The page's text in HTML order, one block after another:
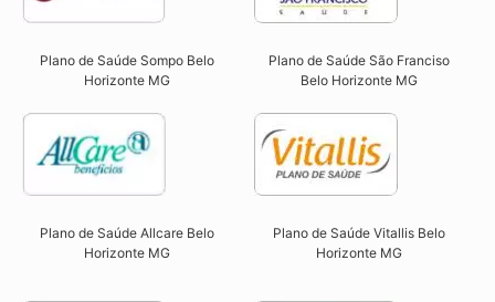
Plano de Saúde Sompo Belo
Horizonte MG​
Plano de Saúde São Franciso
Belo Horizonte MG​
Plano de Saúde Allcare Belo
Horizonte MG​
Plano de Saúde Vitallis Belo
Horizonte MG​